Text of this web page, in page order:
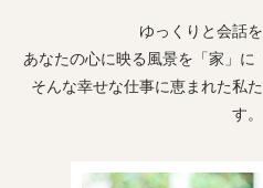
ゆっくりと会話
あなたの心に映る風景を「家」に
そんな幸せな仕事に恵まれた私
す。